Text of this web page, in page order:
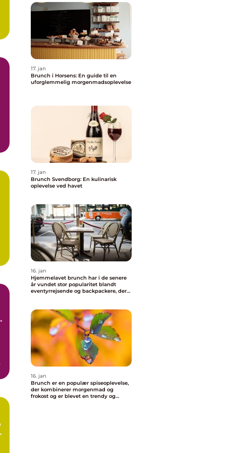
17. jan
Brunch i Horsens: En guide til en
uforglemmelig morgenmadsoplevelse
17. jan
Brunch Svendborg: En kulinarisk
oplevelse ved havet
16. jan
Hjemmelavet brunch har i de senere
år vundet stor popularitet blandt
eventyrrejsende og backpackere, der
skulle forlade deres indkvartering
16. jan
Brunch er en populær spiseoplevelse,
der kombinerer morgenmad og
frokost og er blevet en trendy og